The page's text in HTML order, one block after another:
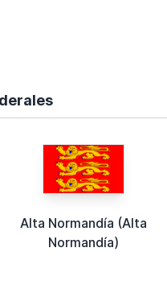
Alta Normandía (Alta
Normandía)